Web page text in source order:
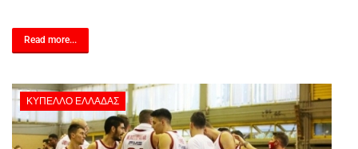
Read more...
ΚΎΠΕΛΛΟ ΕΛΛΆΔΑΣ